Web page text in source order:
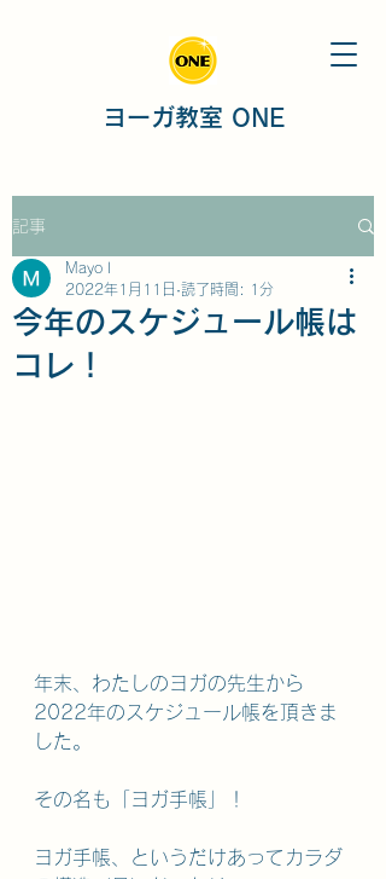
ヨーガ教室 ONE
記事
今年のスケジュール帳は
コレ！
Mayo I
2022年1月11日 読了時間: 1分
年末、わたしのヨガの先生から
2022年のスケジュール帳を頂きま
した。
その名も「ヨガ手帳」！
ヨガ手帳、というだけあってカラダ